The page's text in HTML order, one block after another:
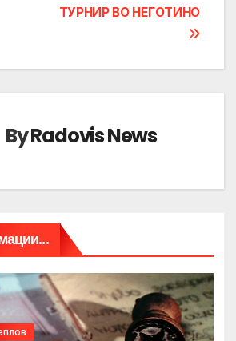
ТУРНИР ВО НЕГОТИНО
ByRadovis News